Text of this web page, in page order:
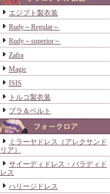
エジプト製衣装
Rudy～Regular～
Rudy～superior～
Zafra
Magic
ISIS
トルコ製衣装
ブラ＆ベルト
ミラーヤドレス（アレクサンド
リア）
サイーディドレス・バラディド
レス
ハリージドレス